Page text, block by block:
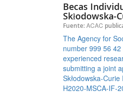
Becas
Skłodowska-
Fuente:ACAC
The Agency for
number 999 56
experienced
submitting a joint
Skłodowska-
H2020-MSCA-IF-